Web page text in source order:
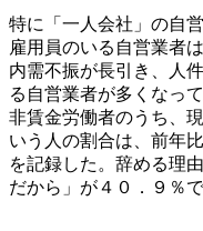
特に「一人会社」の自
雇用員のいる自営業者
内需不振が長引き、人
る自営業者が多くなっ
非賃金労働者のうち、
いう人の割合は、前年
を記録した。辞める理
だから」が４０．９％